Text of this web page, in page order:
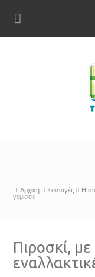
Αρχική Συνταγές Η
γεμίσεις
Πιροσκί,